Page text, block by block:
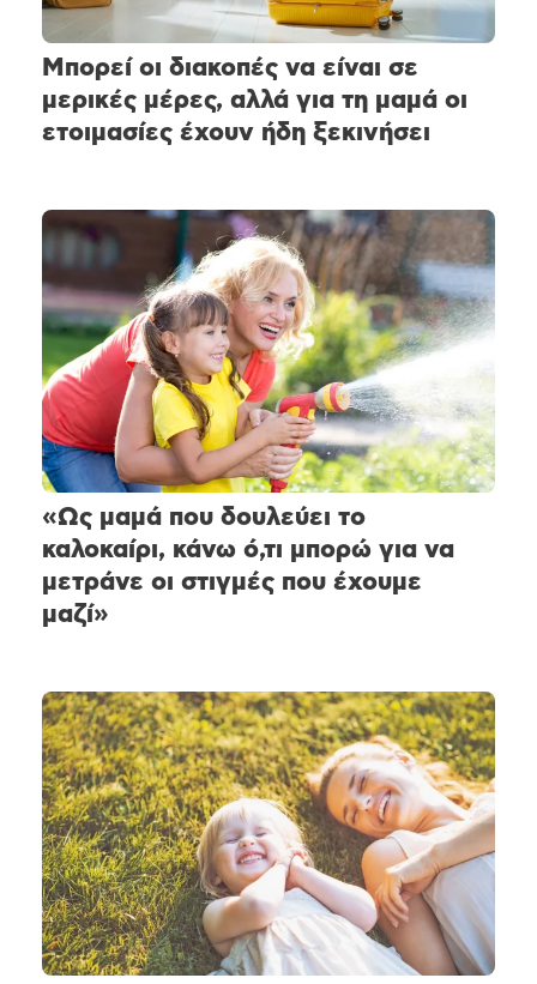
Μπορεί οι διακοπές να είναι σε
μερικές μέρες, αλλά για τη μαμά οι
ετοιμασίες έχουν ήδη ξεκινήσει
«Ως μαμά που δουλεύει το
καλοκαίρι, κάνω ό,τι μπορώ για να
μετράνε οι στιγμές που έχουμε
μαζί»